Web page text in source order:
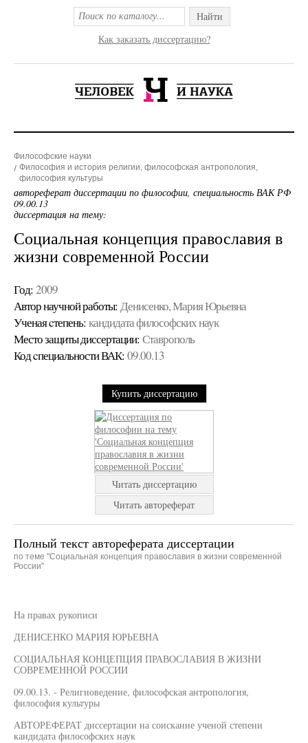
Найти
Как заказать диссертацию?
Философские науки
Философия и история религии, философская антропология,
философия культуры
автореферат диссертации по философии, специальность ВАК РФ
09.00.13
диссертация на тему:
Социальная концепция православия в
жизни современной России
Год: 2009
Автор научной работы: Денисенко, Мария Юрьевна
Ученая cтепень: кандидата философских наук
Место защиты диссертации: Ставрополь
Код cпециальности ВАК: 09.00.13
Купить диссертацию
Читать диссертацию
Читать автореферат
Полный текст автореферата диссертации
по теме "Социальная концепция православия в жизни современной
России"
На правах рукописи
ДЕНИСЕНКО МАРИЯ ЮРЬЕВНА
СОЦИАЛЬНАЯ КОНЦЕПЦИЯ ПРАВОСЛАВИЯ В ЖИЗНИ
СОВРЕМЕННОЙ РОССИИ
09.00.13. - Религиоведение, философская антропология,
философия культуры
АВТОРЕФЕРАТ диссертации на соискание ученой степени
кандидата философских наук